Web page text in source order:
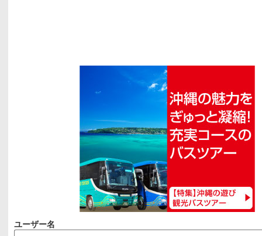
ユーザー名